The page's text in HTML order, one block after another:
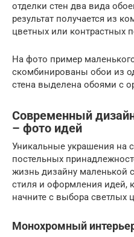
отделки стен два вида
результат получается из
цветных или контрастных
На фото пример
скомбинированы обои из
стена выделена обоями с
Современный
– фото идей
Уникальные украшения на
постельных
жизнь дизайну маленькой
стиля и оформления идей,
начните с выбора светлых
Монохромный